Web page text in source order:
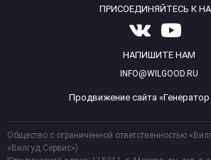
ПРИСОЕДИНЯЙТЕСЬ К
НАПИШИТЕ НАМ
INFO@WILGOOD.RU
Продвижение сайта
Общество с ограниченной ответственностью
«Вилгуд Сервис»)